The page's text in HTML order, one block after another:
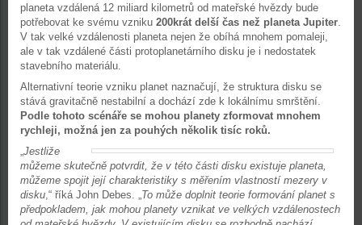
planeta vzdálená 12 miliard kilometrů od mateřské hvězdy bude
potřebovat ke svému vzniku 200krát delší čas než planeta Jupiter.
V tak velké vzdálenosti planeta nejen že obíhá mnohem pomaleji,
ale v tak vzdálené části protoplanetárního disku je i nedostatek
stavebního materiálu.
Alternativní teorie vzniku planet naznačují, že struktura disku se
stává gravitačně nestabilní a dochází zde k lokálnímu smrštění.
Podle tohoto scénáře se mohou planety zformovat mnohem
rychleji, možná jen za pouhých několik tisíc roků.
„Jestliže
můžeme skutečně potvrdit, že v této části disku existuje planeta,
můžeme spojit její charakteristiky s měřením vlastností mezery v
disku,“ říká John Debes. „To může doplnit teorie formování planet s
předpokladem, jak mohou planety vznikat ve velkých vzdálenostech